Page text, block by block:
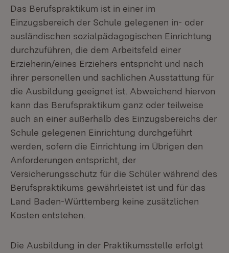
Das Berufspraktikum ist in einer im
Einzugsbereich der Schule gelegenen in- oder
ausländischen sozialpädagogischen Einrichtung
durchzuführen, die dem Arbeitsfeld einer
Erzieherin/eines Erziehers entspricht und nach
ihrer personellen und sachlichen Ausstattung für
die Ausbildung geeignet ist. Abweichend hiervon
kann das Berufspraktikum ganz oder teilweise
auch an einer außerhalb des Einzugsbereichs der
Schule gelegenen Einrichtung durchgeführt
werden, sofern die Einrichtung im Übrigen den
Anforderungen entspricht, der
Versicherungsschutz für die Schüler während des
Berufspraktikums gewährleistet ist und für das
Land Baden-Württemberg keine zusätzlichen
Kosten entstehen.
Die Ausbildung in der Praktikumsstelle erfolgt